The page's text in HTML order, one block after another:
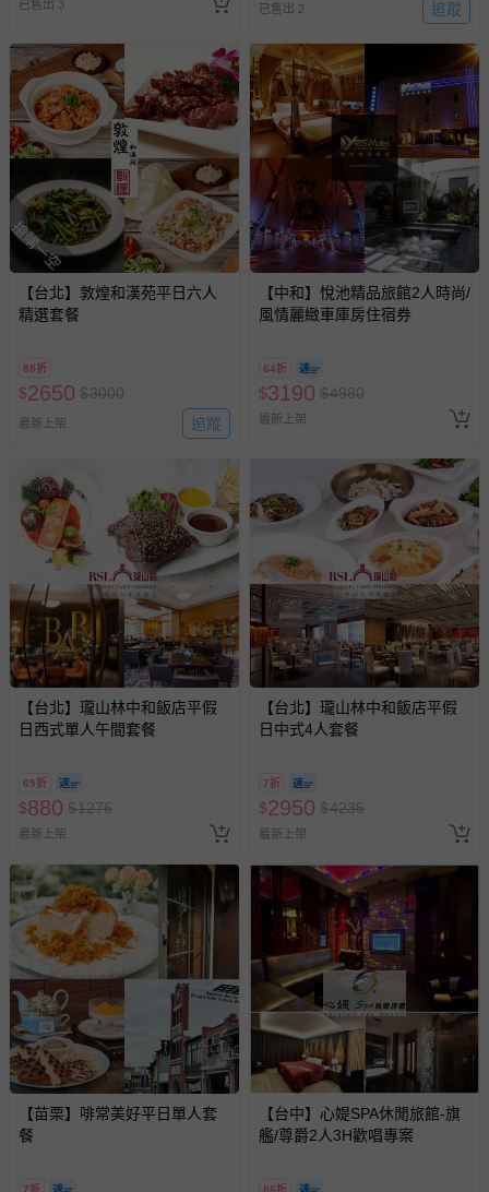
已售出 3 已售出 2 追蹤
搶購一空
【台北】敦煌和漢苑平日六人
精選套餐
88折
$2650 $3000
最新上架 追蹤
【中和】悅池精品旅館2人時尚/
風情麗緻車庫房住宿券
64折
$3190 $4980
最新上架
【台北】瓏山林中和飯店平假
日西式單人午間套餐
69折
$880 $1276
最新上架
【台北】瓏山林中和飯店平假
日中式4人套餐
7折
$2950 $4235
最新上架
【苗栗】啡常美好平日單人套
餐
7折
【台中】心媞SPA休閒旅館-旗
艦/尊爵2人3H歡唱專案
86折